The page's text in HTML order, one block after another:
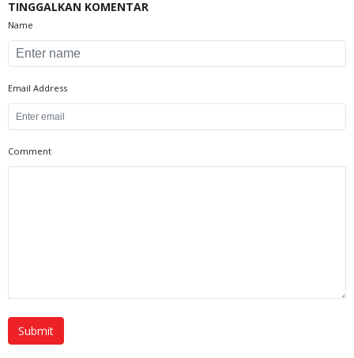
TINGGALKAN KOMENTAR
Name
Email Address
Comment